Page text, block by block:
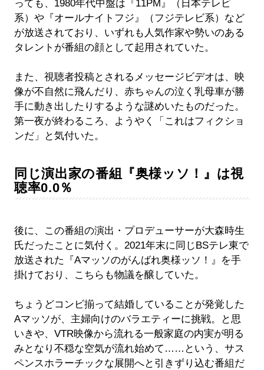
っても、1980年代中盤は『11PM』（日本テレビ
系）や『オールナイトフジ』（フジテレビ系）など
が放送されており、いずれも人気作家や勢いのある
タレントが番組の顔として起用されていた。
また、視聴者投稿とされるメッセージビデオは、映
像が不自然に飛んだり、赤ちゃんの泣く乳母車が勝
手に動き出したりするような謎めいたものだった。
第一夜が終わるころ、ようやく「これはフィクショ
ンだ」と気付いた。
同じ演出家の番組『奥様ッソ！』は視
聴率0.0％
後に、この番組の演出・プロデューサーが大森時生
氏だったことに気付く。2021年末に同じBSテレ東で
放送された『Aマッソのがんばれ奥様ッソ！』を手
掛けており、こちらも物議を醸していた。
ちょうどコンビ揃って結婚していることが発覚した
Aマッソが、主婦向けのバラエティーに挑戦。と思
いきや、VTR映像から流れる一般家庭の内実が明る
みとなり不穏な空気が流れ始めて……という、サス
ペンスホラーチックな展開へと引きずり込む番組だ